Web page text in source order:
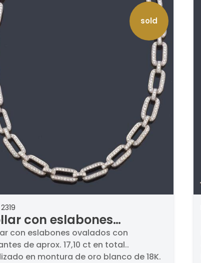
sold
con eslabones
con brillantes de
17,10 ct en total.
con eslabones ovalados con
de aprox. 17,10 ct en total..
en montura de oro blanco de 18K.